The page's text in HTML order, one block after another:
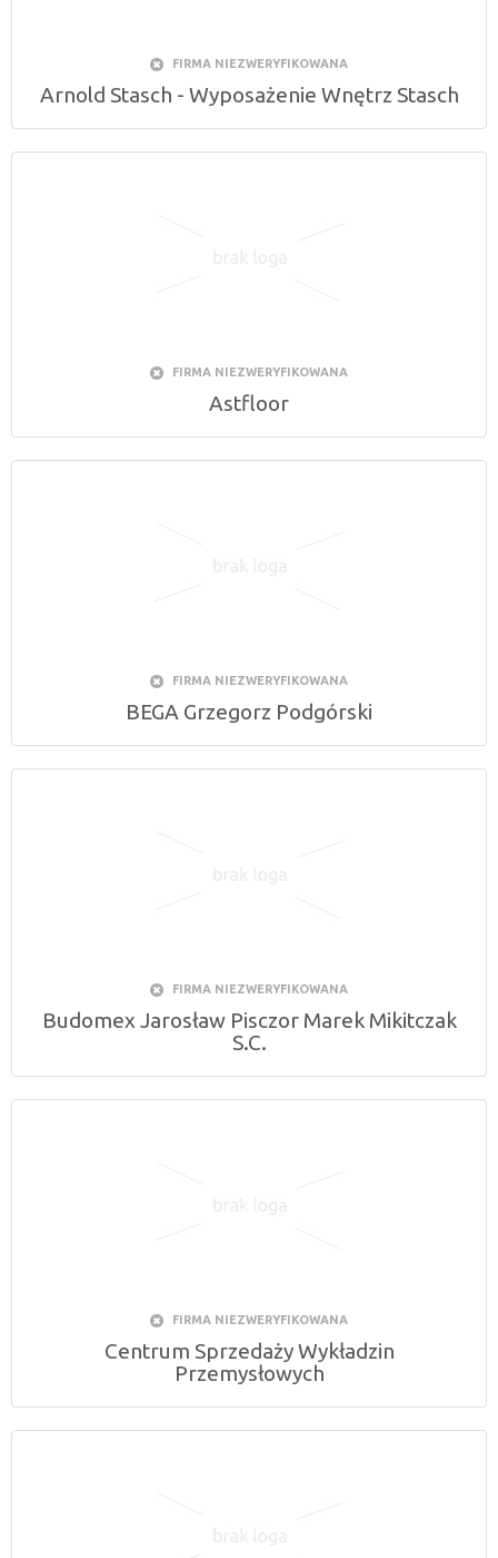
FIRMA NIEZWERYFIKOWANA
Arnold Stasch - Wyposażenie Wnętrz Stasch
FIRMA NIEZWERYFIKOWANA
Astfloor
FIRMA NIEZWERYFIKOWANA
BEGA Grzegorz Podgórski
FIRMA NIEZWERYFIKOWANA
Budomex Jarosław Pisczor Marek Mikitczak
S.C.
FIRMA NIEZWERYFIKOWANA
Centrum Sprzedaży Wykładzin
Przemysłowych